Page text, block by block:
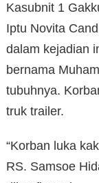
Kasubnit 1
Iptu Novita
dalam kejadian
bernama
tubuhnya.
truk trailer.
“Korban luka
RS. Samsoe